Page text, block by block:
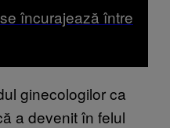
încurajează între
ginecologilor ca
a devenit în felul